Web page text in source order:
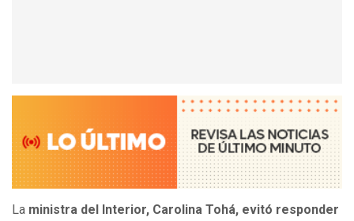
La ministra del Interior, Carolina Tohá, evitó responder